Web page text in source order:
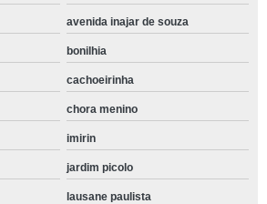
avenida inajar de souza
bonilhia
cachoeirinha
chora menino
imirin
jardim picolo
lausane paulista